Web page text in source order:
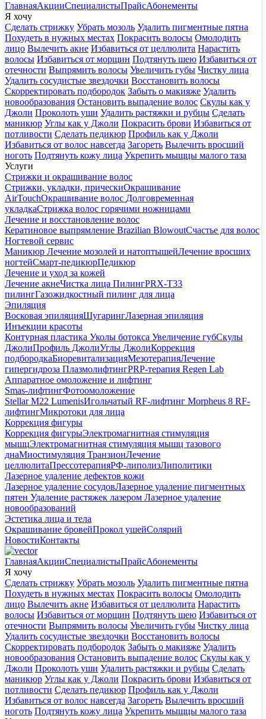
ГлавнаяАкцииСпециалистыПрайсАбонементы
Я хочу
Сделать стрижку Убрать мозоль Удалить пигментные пятна
Похудеть в нужных местах Покрасить волосы Омолодить
лицо Вылечить акне Избавиться от целлюлита Нарастить
волосы Избавиться от морщин Подтянуть шею Избавиться от
отечности Выпрямить волосы Увеличить губы Чистку лица
Удалить сосудистые звездочки Восстановить волосы
Скорректировать подбородок Забыть о макияже Удалить
новообразования Остановить выпадение волос Скулы как у
Джоли Проколоть уши Удалить растяжки и рубцы Сделать
маникюр Углы как у Джоли Покрасить брови Избавиться от
потливости Сделать педикюр Профиль как у Джоли
Избавиться от волос навсегда Загореть Вылечить вросший
ноготь Подтянуть кожу лица Укрепить мыщцы малого таза
Услуги
Стрижки и окрашивание волос
Стрижки, укладки, прическиОкрашивание
AirTouchОкрашивание волос Долговременная
укладкаСтрижка волос горячими ножницами
Лечение и восстановление волос
Кератиновое выпрямление Brazilian BlowoutСчастье для волос
Ногтевой сервис
Маникюр Лечение мозолей и натоптышейЛечение вросших
ногтейСмарт-педикюрПедикюр
Лечение и уход за кожей
Лечение акнеЧистка лица ПилингPRX-T33
пилингГазожидкостный пилинг для лица
Эпиляция
Восковая эпиляцияШугарингЛазерная эпиляция
Инъекции красоты
Контурная пластика Уколы ботокса Увеличение губСкулы
ДжолиПрофиль ДжолиУглы ДжолиКоррекция
подбородкаБиоревитализацияМезотерапияЛечение
гипергидроза ПлазмолифтингPRP-терапия Regen Lab
Аппаратное омоложение и лифтинг
Smas-лифтингФотоомоложение
Stellar M22 LumenisИгольчатый RF-лифтинг Morpheus 8 RF-
лифтингМикротоки для лица
Коррекция фигуры
Коррекция фигурыЭлектромагнитная стимуляция
мышцЭлектромагнитная стимуляция мышц тазового
днаМиостимуляция ТранзионЛечение
целлюлитаПрессотерапияРФ-липолизЛиполитики
Лазерное удаление дефектов кожи
Лазерное удаление сосудовЛазерное удаление пигментных
пятен Удаление растяжек лазером Лазерное удаление
новообразований
Эстетика лица и тела
Окрашивание бровейПрокол ушейСолярий
НовостиКонтакты
ГлавнаяАкцииСпециалистыПрайсАбонементы
Я хочу
Сделать стрижку Убрать мозоль Удалить пигментные пятна
Похудеть в нужных местах Покрасить волосы Омолодить
лицо Вылечить акне Избавиться от целлюлита Нарастить
волосы Избавиться от морщин Подтянуть шею Избавиться от
отечности Выпрямить волосы Увеличить губы Чистку лица
Удалить сосудистые звездочки Восстановить волосы
Скорректировать подбородок Забыть о макияже Удалить
новообразования Остановить выпадение волос Скулы как у
Джоли Проколоть уши Удалить растяжки и рубцы Сделать
маникюр Углы как у Джоли Покрасить брови Избавиться от
потливости Сделать педикюр Профиль как у Джоли
Избавиться от волос навсегда Загореть Вылечить вросший
ноготь Подтянуть кожу лица Укрепить мыщцы малого таза